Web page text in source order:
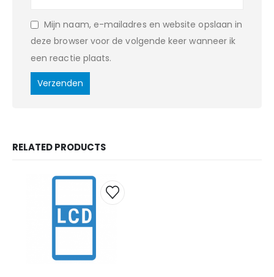
Mijn naam, e-mailadres en website opslaan in
deze browser voor de volgende keer wanneer ik
een reactie plaats.
RELATED PRODUCTS